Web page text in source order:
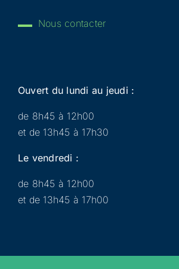
Nous contacter
Ouvert du lundi au jeudi :
de 8h45 à 12h00
et de 13h45 à 17h30
Le vendredi :
de 8h45 à 12h00
et de 13h45 à 17h00